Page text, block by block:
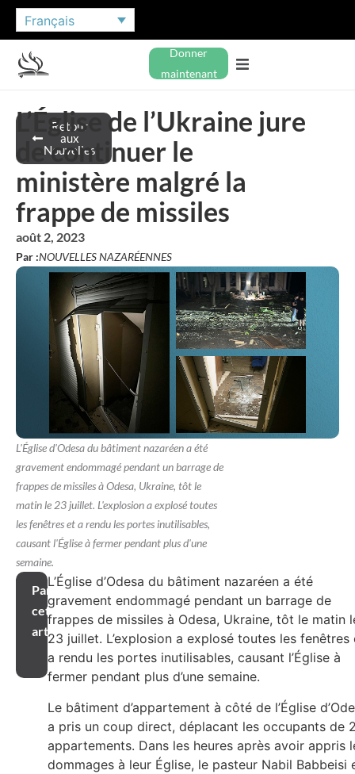
Français
Donner
maintenant
Retour
aux
Nouvelles
L’Église de l’Ukraine jure
de continuer le
ministère malgré la
frappe de missiles
août 2, 2023
Par :NOUVELLES NAZARÉENNES
L'Église d'Odesa du bâtiment nazaréen a été
gravement endommagé pendant un barrage de
frappes de missiles à Odesa, Ukraine, tôt le
matin le 23 juillet. L'explosion a explosé toutes
les fenêtres et a rendu les portes inutilisables,
causant l'Église à fermer pendant plus d'une
semaine.
Partager
cet
article
L’Église d’Odesa du bâtiment nazaréen a été
gravement endommagé pendant un barrage de
frappes de missiles à Odesa, Ukraine, tôt le matin
23 juillet. L’explosion a explosé toutes les fenêtres
a rendu les portes inutilisables, causant l’Église à
fermer pendant plus d’une semaine.
Le bâtiment d’appartement à côté de l’Église
a pris un coup direct, déplacant les occupants de
appartements. Dans les heures après avoir appris
dommages à leur Église, le pasteur Nabil Babbeisi